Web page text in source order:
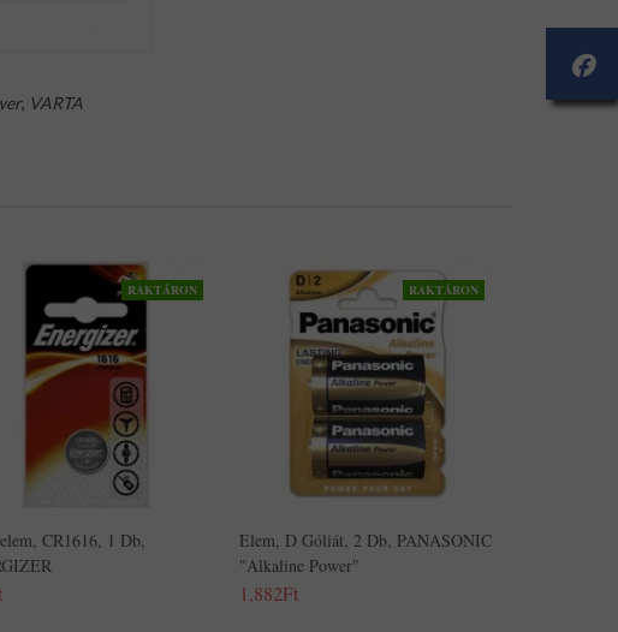
, VARTA
RAKTÁRON
CR1616, 1 Db,
RAKTÁRON
Elem, D Góliát, 2 Db, PANASONIC
"Alkaline Power"
1,882Ft